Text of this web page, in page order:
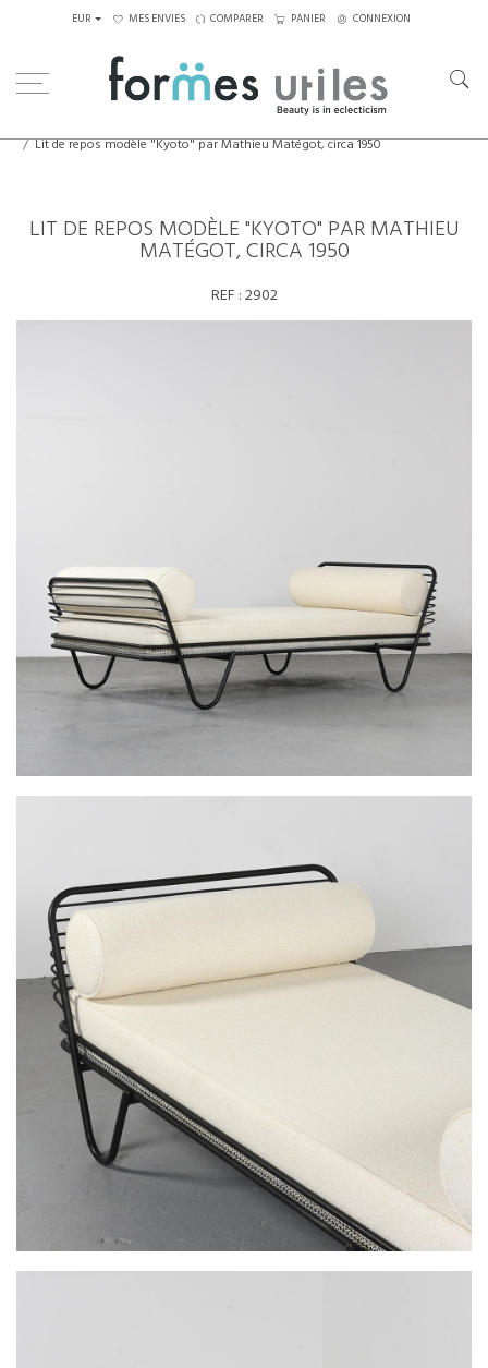
EUR MES ENVIES COMPARER PANIER CONNEXION
Lit de repos modèle "Kyoto" par Mathieu Matégot, circa 1950
LIT DE REPOS MODÈLE "KYOTO" PAR MATHIEU
MATÉGOT, CIRCA 1950
REF :2902